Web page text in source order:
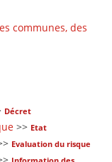
communes, des
Décret
>> Etat
Evaluation du risque